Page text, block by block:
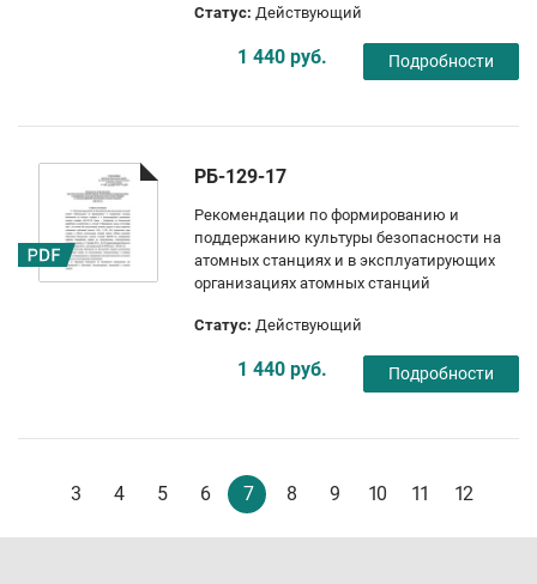
Статус: Действующий
1 440 руб. Подробности
РБ-129-17
Рекомендации по формированию и
поддержанию культуры безопасности на
атомных станциях и в эксплуатирующих
организациях атомных станций
Статус: Действующий
1 440 руб. Подробности
3 4 5 6 7 8 9 10 11 12